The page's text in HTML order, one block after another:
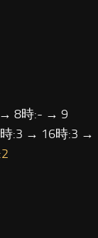
8時:- → 9
:3 → 16時:3 →